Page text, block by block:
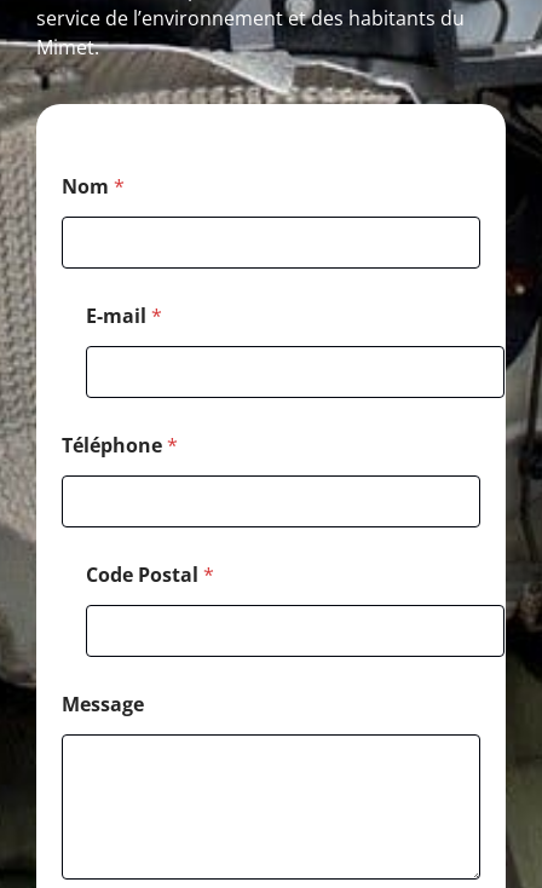
service de l’environnement et des habitants du
Mimet.
Nom *
E-mail *
Téléphone*
m
m
s
t
l
Code Postal *
Message